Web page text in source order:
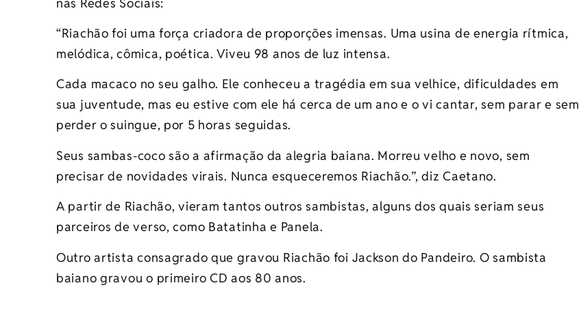
“Riachão foi uma força criadora de proporções imensas. Uma usina de energia rítmica,
melódica, cômica, poética. Viveu 98 anos de luz intensa.
Cada macaco no seu galho. Ele conheceu a tragédia em sua velhice, dificuldades em
sua juventude, mas eu estive com ele há cerca de um ano e o vi cantar, sem parar e sem
perder o suingue, por 5 horas seguidas.
Seus sambas-coco são a afirmação da alegria baiana. Morreu velho e novo, sem
precisar de novidades virais. Nunca esqueceremos Riachão.”, diz Caetano.
A partir de Riachão, vieram tantos outros sambistas, alguns dos quais seriam seus
parceiros de verso, como Batatinha e Panela.
Outro artista consagrado que gravou Riachão foi Jackson do Pandeiro. O sambista
baiano gravou o primeiro CD aos 80 anos.